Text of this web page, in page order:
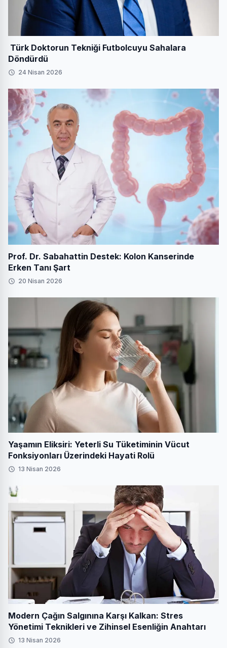
Türk Doktorun Tekniği Futbolcuyu Sahalara
Döndürdü
24 Nisan 2026
Prof. Dr. Sabahattin Destek: Kolon Kanserinde
Erken Tanı Şart
20 Nisan 2026
Yaşamın Eliksiri: Yeterli Su Tüketiminin Vücut
Fonksiyonları Üzerindeki Hayati Rolü
13 Nisan 2026
Modern Çağın Salgınına Karşı Kalkan: Stres
Yönetimi Teknikleri ve Zihinsel Esenliğin Anahtarı
13 Nisan 2026